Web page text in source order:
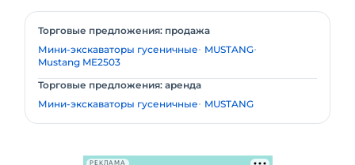
Торговые предложения: продажа
Мини-экскаваторы гусеничные
MUSTANG
Mustang ME2503
Торговые предложения: аренда
Мини-экскаваторы гусеничные
MUSTANG
РЕКЛАМА